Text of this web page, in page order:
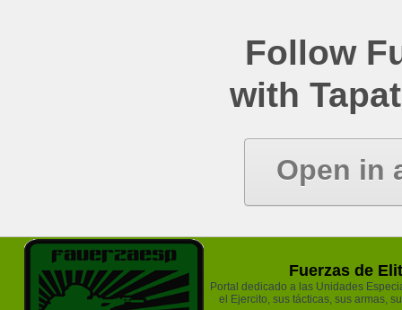
Follow
with
Open in
Fuerzas de
Portal dedicado a las Unidades
el Ejercito, sus tácticas, sus armas,